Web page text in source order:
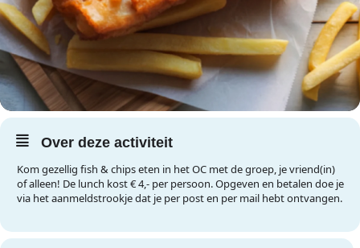
Over deze activiteit
Kom gezellig fish & chips eten in het OC met de groep, je vriend(in)
of alleen! De lunch kost € 4,- per persoon. Opgeven en betalen doe je
via het aanmeldstrookje dat je per post en per mail hebt ontvangen.